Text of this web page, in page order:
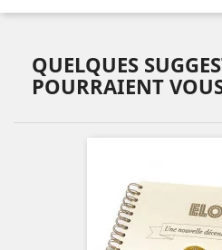
QUELQUES
POURRAIENT